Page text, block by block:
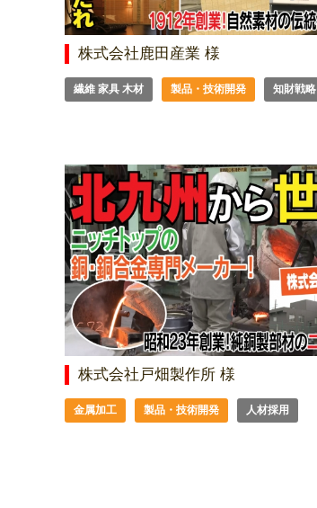
株式会社鹿田産業 様
繊維 家具 木材 製品・技術開発 知財戦略
株式会社戸畑製作所 様
金属加工 製品・技術開発 人材採用